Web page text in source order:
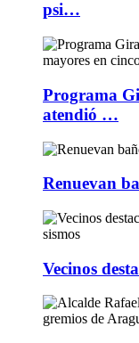
psi…
Programa
atendió …
Renuevan
Vecinos